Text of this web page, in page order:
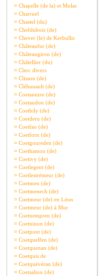
¤ Chapelle (de la) et Molac
¤ Charruel
¤ Chastel (du)
¤ Chefdubois (de)
¤ Chever (le) de Kerbullic
¤ Châteaufur (de)
¤ Châteaugiron (de)
¤ Châtellier (du)
¤ Clerc divers
¤ Clisson (de)
¤ Cléhunault (de)
¤ Coetanezre (de)
¤ Coetaudon (de)
¤ Coetbily (de)
¤ Coetderu (de)
¤ Coetfao (de)
¤ Coetforn (de)
¤ Coetgoureden (de)
¤ Coethamon (de)
¤ Coetivy (de)
¤ Coetlegent (de)
¤ Coetlestrémeur (de)
¤ Coetmen (de)
¤ Coetmenech (de)
¤ Coetmeur (de) en Léon
¤ Coetmeur (de) à Mur
¤ Coetnempren (de)
¤ Coetninon (de)
¤ Coetpont (de)
¤ Coetquelfen (de)
¤ Coetquenan (de)
¤ Coetquis de
¤ Coetquévéran (de)
¤ Coetsaliou (de)